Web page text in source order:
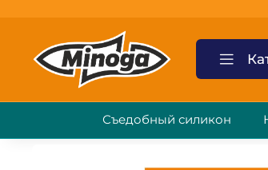
Съедобный силикон